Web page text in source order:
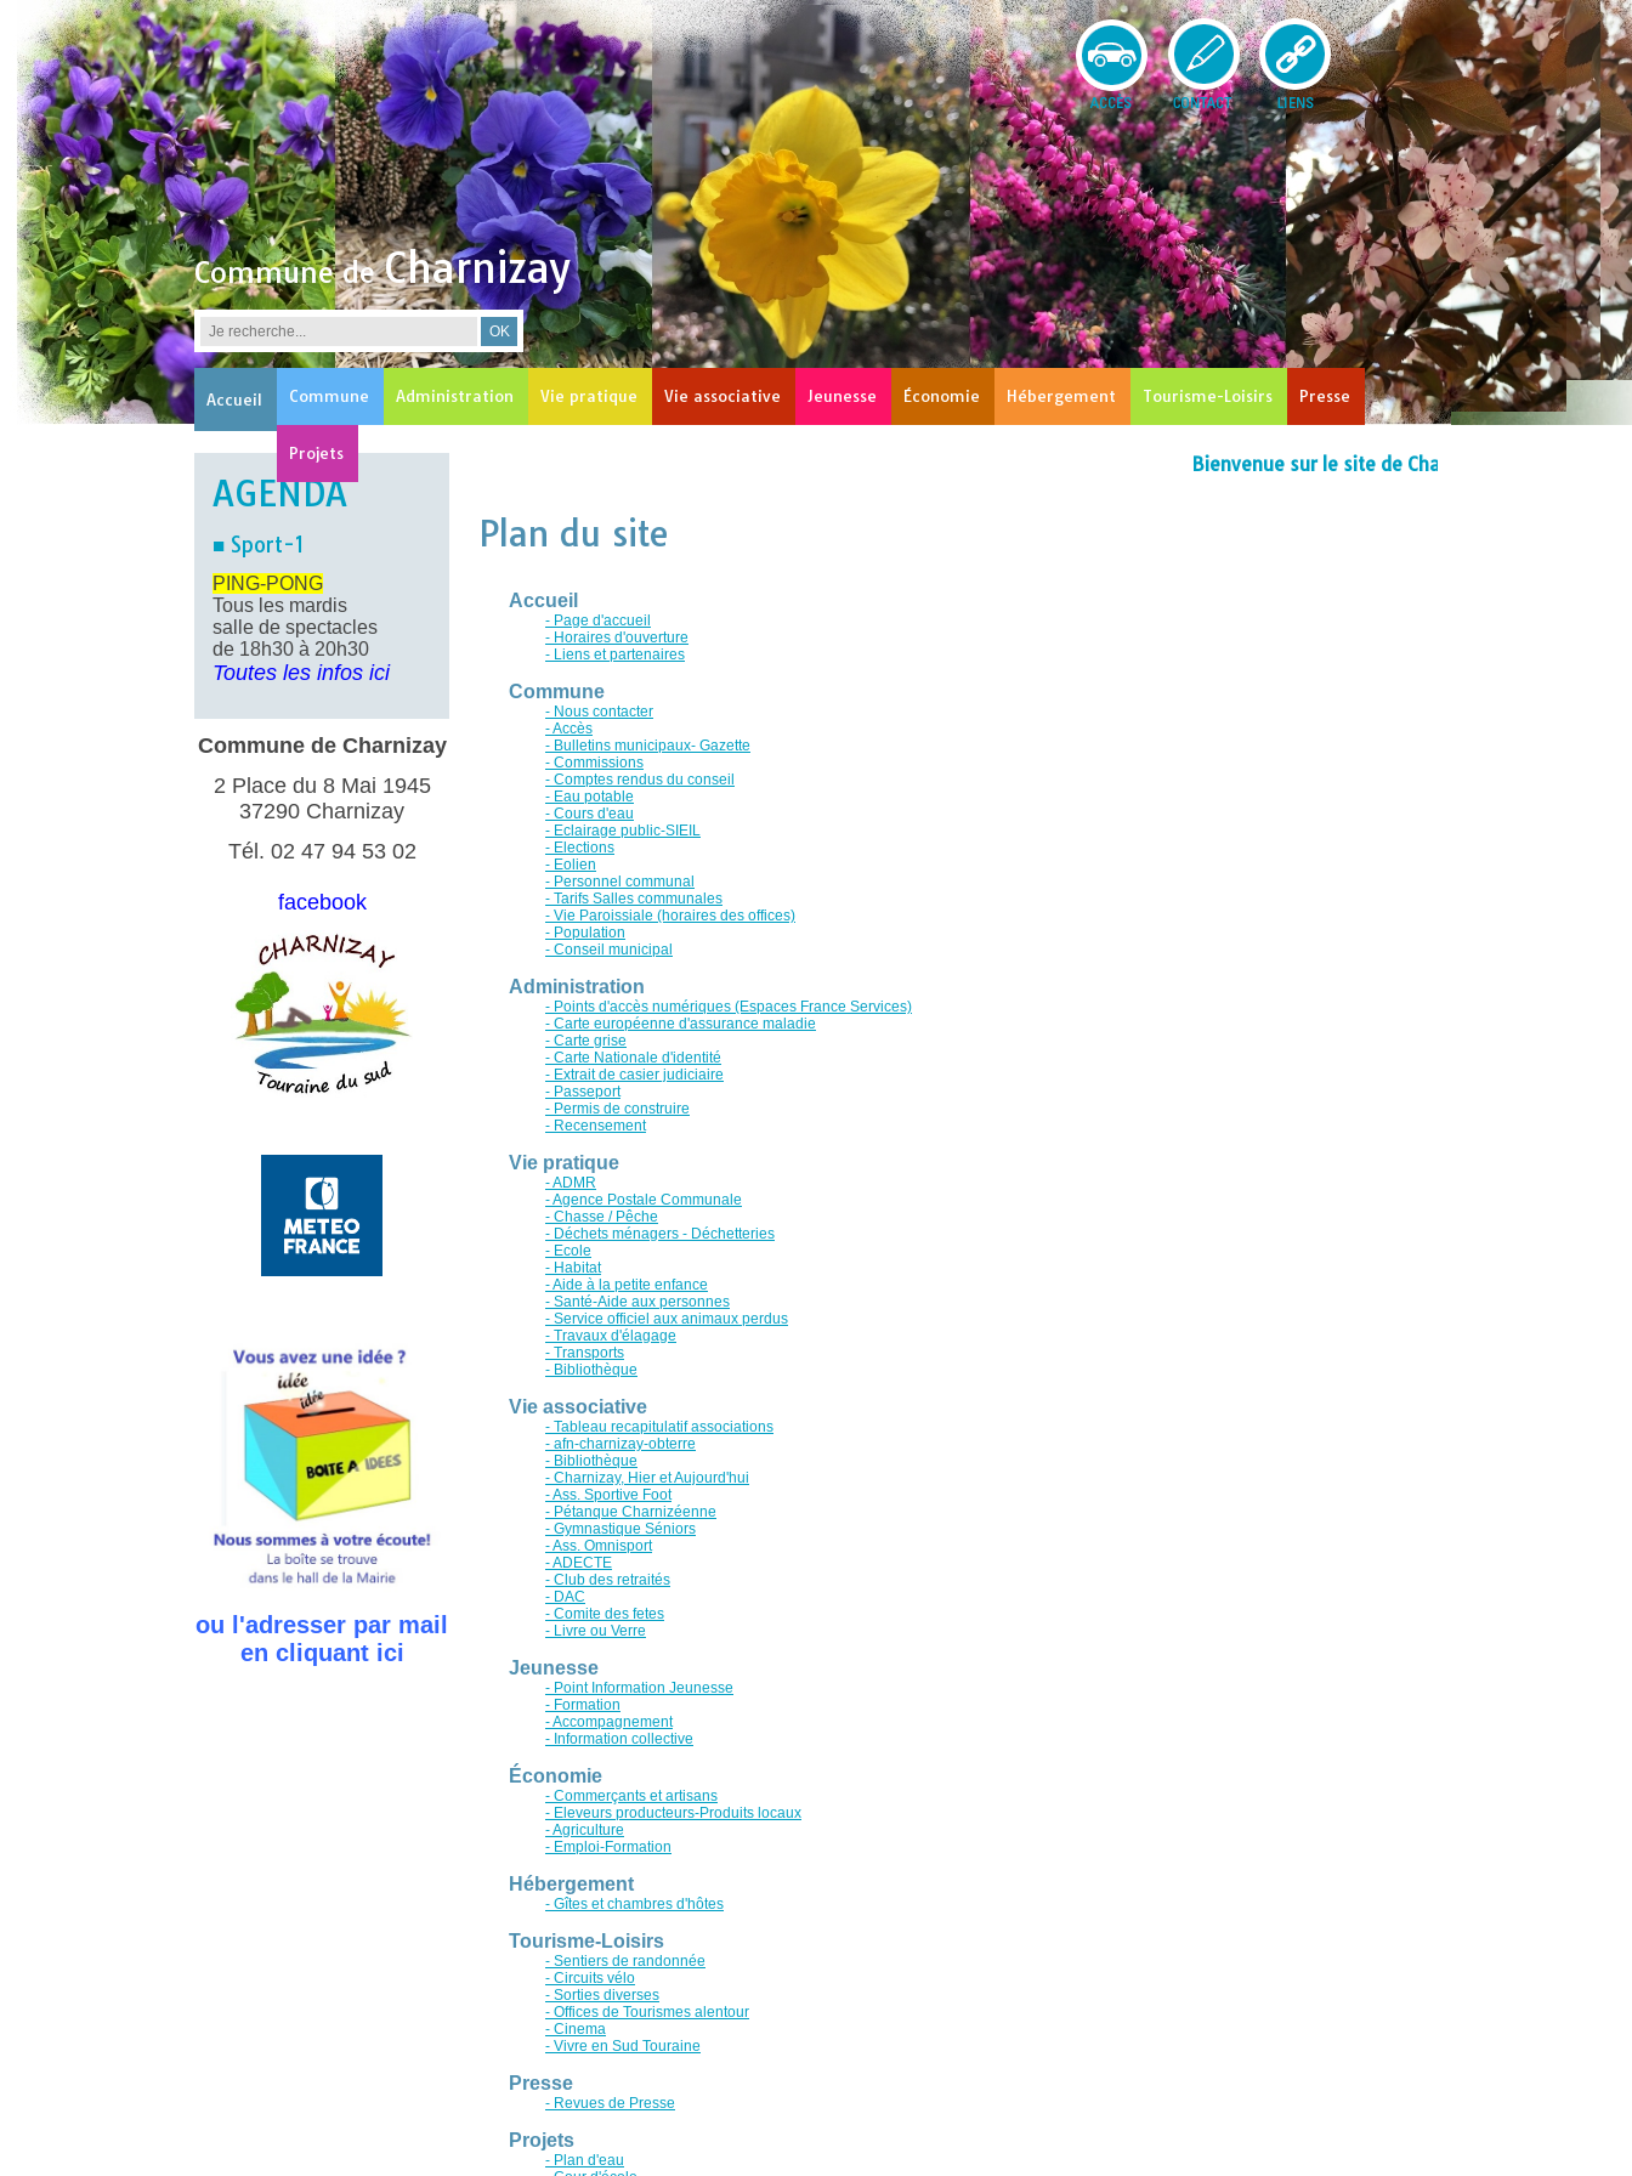
Commune deCharnizay
Accueil Commune Administration Vie pratique Vie associative Jeunesse Économie Hébergement Tourisme-Loisirs Presse
Projets
AGENDA
■ Sport-1
PING-PONG
Tous les mardis
salle de spectacles
de 18h30 à 20h30
Toutes les infos ici
Commune de Charnizay
2 Place du 8 Mai 1945
37290 Charnizay
Tél. 02 47 94 53 02
facebook
ou l'adresser par mail
en cliquantici
Bienvenue sur le site de Charnizay !
Plan du site
Accueil
- Page d'accueil
- Horaires d'ouverture
- Liens et partenaires
Commune
- Nous contacter
- Accès
- Bulletins municipaux- Gazette
- Commissions
- Comptes rendus du conseil
- Eau potable
- Cours d'eau
- Eclairage public-SIEIL
- Elections
- Eolien
- Personnel communal
- Tarifs Salles communales
- Vie Paroissiale (horaires des offices)
- Population
- Conseil municipal
Administration
- Points d'accès numériques (Espaces France Services)
- Carte européenne d'assurance maladie
- Carte grise
- Carte Nationale d'identité
- Extrait de casier judiciaire
- Passeport
- Permis de construire
- Recensement
Vie pratique
- ADMR
- Agence Postale Communale
- Chasse / Pêche
- Déchets ménagers - Déchetteries
- Ecole
- Habitat
- Aide à la petite enfance
- Santé-Aide aux personnes
- Service officiel aux animaux perdus
- Travaux d'élagage
- Transports
- Bibliothèque
Vie associative
- Tableau recapitulatif associations
- afn-charnizay-obterre
- Bibliothèque
- Charnizay, Hier et Aujourd'hui
- Ass. Sportive Foot
- Pétanque Charnizéenne
- Gymnastique Séniors
- Ass. Omnisport
- ADECTE
- Club des retraités
- DAC
- Comite des fetes
- Livre ou Verre
Jeunesse
- Point Information Jeunesse
- Formation
- Accompagnement
- Information collective
Économie
- Commerçants et artisans
- Eleveurs producteurs-Produits locaux
- Agriculture
- Emploi-Formation
Hébergement
- Gîtes et chambres d'hôtes
Tourisme-Loisirs
- Sentiers de randonnée
- Circuits vélo
- Sorties diverses
- Offices de Tourismes alentour
- Cinema
- Vivre en Sud Touraine
Presse
- Revues de Presse
Projets
- Plan d'eau